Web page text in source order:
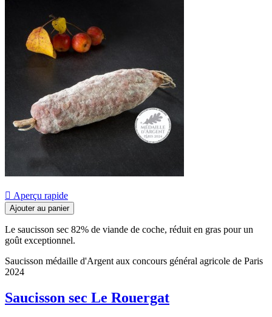
 Aperçu rapide
Ajouter au panier
Le saucisson sec 82% de viande de coche, réduit en gras pour un
goût exceptionnel.
Saucisson médaille d'Argent aux concours général agricole de Paris
2024
Saucisson sec Le Rouergat